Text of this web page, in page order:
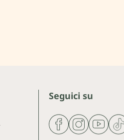
Seguici su